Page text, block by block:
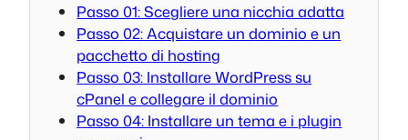
Passo 01: Scegliere una nicchia adatta
Passo 02: Acquistare un dominio e un
pacchetto di hosting
Passo 03: Installare WordPress su
cPanel e collegare il dominio
Passo 04: Installare un tema e i plugin